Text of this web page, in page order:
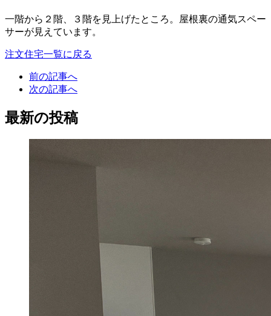
一階から２階、３階を見上げたところ。屋根裏の通気スペー
サーが見えています。
注文住宅一覧に戻る
前の記事へ
次の記事へ
最新の投稿